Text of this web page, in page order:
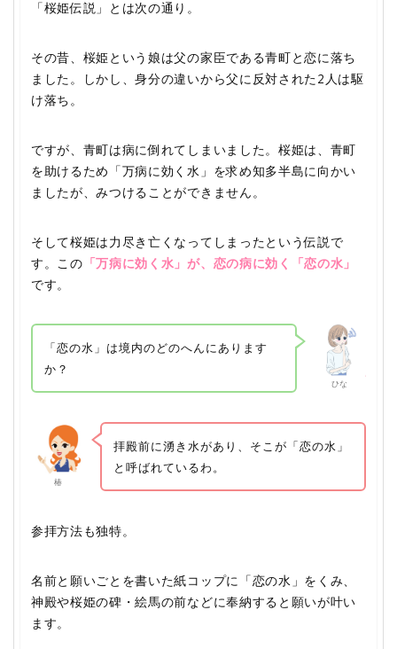
「桜姫伝説」とは次の通り。
その昔、桜姫という娘は父の家臣である青町と恋に落ち
ました。しかし、身分の違いから父に反対された2人は駆
け落ち。
ですが、青町は病に倒れてしまいました。桜姫は、青町
を助けるため「万病に効く水」を求め知多半島に向かい
ましたが、みつけることができません。
そして桜姫は力尽き亡くなってしまったという伝説で
す。この 「万病に効く水」が、恋の病に効く「恋の水」
です。
ひな
「恋の水」は境内のどのへんにあります
か？
椿
拝殿前に湧き水があり、そこが「恋の水」
と呼ばれているわ。
参拝方法も独特。
名前と願いごとを書いた紙コップに「恋の水」をくみ、
神殿や桜姫の碑・絵馬の前などに奉納すると願いが叶い
ます。